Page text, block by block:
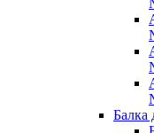
Балка